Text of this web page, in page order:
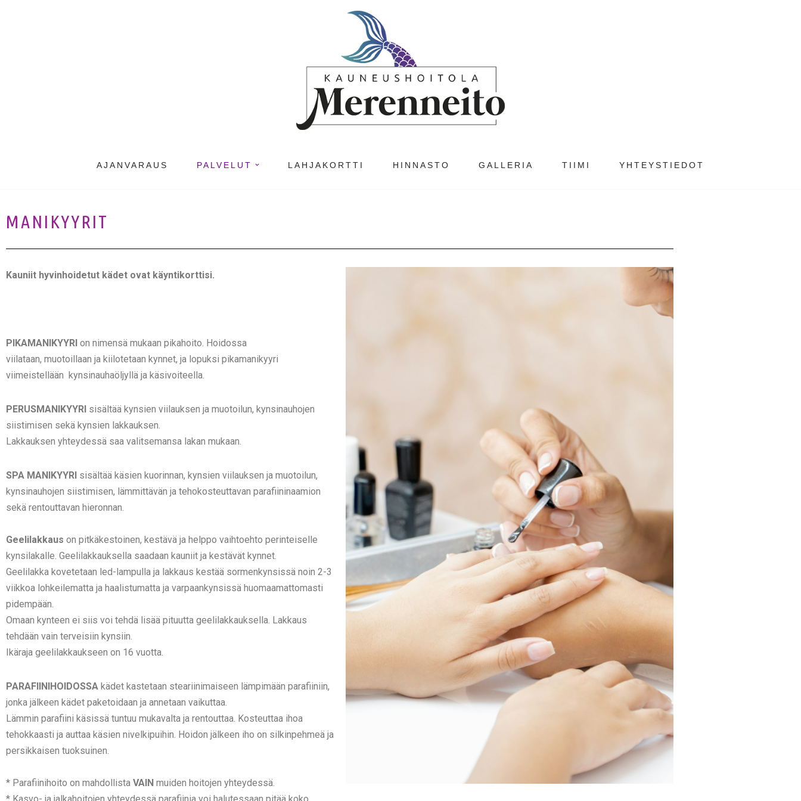
AJANVARAUS PALVELUT LAHJAKORTTI HINNASTO GALLERIA TIIMI YHTEYSTIEDOT
MANIKYYRIT
Kauniit hyvinhoidetut kädet ovat käyntikorttisi.
PIKAMANIKYYRI on nimensä mukaan pikahoito. Hoidossa
viilataan, muotoillaan ja kiilotetaan kynnet, ja lopuksi pikamanikyyri
viimeistellään kynsinauhaöljyllä ja käsivoiteella.
PERUSMANIKYYRI sisältää kynsien viilauksen ja muotoilun, kynsinauhojen
siistimisen sekä kynsien lakkauksen.
Lakkauksen yhteydessä saa valitsemansa lakan mukaan.
SPA MANIKYYRI sisältää käsien kuorinnan, kynsien viilauksen ja muotoilun,
kynsinauhojen siistimisen, lämmittävän ja tehokosteuttavan parafiininaamion
sekä rentouttavan hieronnan.
Geelilakkaus on pitkäkestoinen, kestävä ja helppo vaihtoehto perinteiselle
kynsilakalle. Geelilakkauksella saadaan kauniit ja kestävät kynnet.
Geelilakka kovetetaan led-lampulla ja lakkaus kestää sormenkynsissä noin 2-3
viikkoa lohkeilematta ja haalistumatta ja varpaankynsissä huomaamattomasti
pidempään.
Omaan kynteen ei siis voi tehdä lisää pituutta geelilakkauksella. Lakkaus
tehdään vain terveisiin kynsiin.
Ikäraja geelilakkaukseen on 16 vuotta.
PARAFIINIHOIDOSSA kädet kastetaan steariinimaiseen lämpimään parafiiniin,
jonka jälkeen kädet paketoidaan ja annetaan vaikuttaa.
Lämmin parafiini käsissä tuntuu mukavalta ja rentouttaa. Kosteuttaa ihoa
tehokkaasti ja auttaa käsien nivelkipuihin. Hoidon jälkeen iho on silkinpehmeä ja
persikkaisen tuoksuinen.
* Parafiinihoito on mahdollista VAIN muiden hoitojen yhteydessä.